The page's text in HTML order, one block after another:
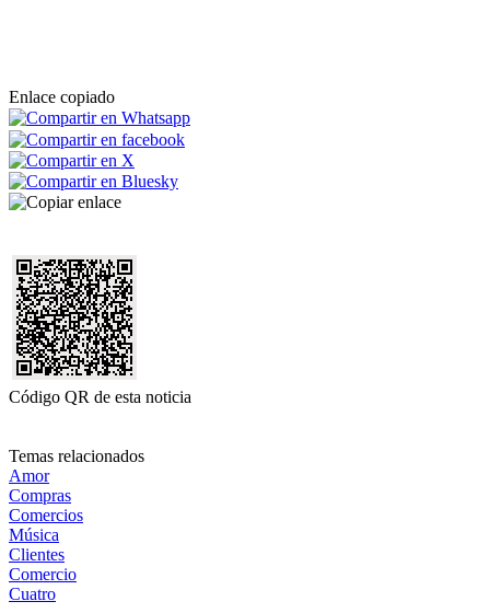
Enlace copiado
Código QR de esta noticia
Temas relacionados
Amor
Compras
Comercios
Música
Clientes
Comercio
Cuatro